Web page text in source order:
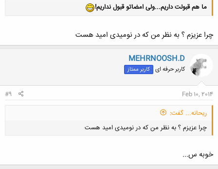
ما هم قبولت داریم...ولی امضاتو قبول نداریم!
چرا عزیزم ؟ به نظر من که در نومیدی امید هست
MEHRNOOSH.D
کاربر حرفه ای کاربر ممتاز
Feb 10, 2014
#9
ریحانه... گفت:
چرا عزیزم ؟ به نظر من که در نومیدی امید هست
خوبه س...